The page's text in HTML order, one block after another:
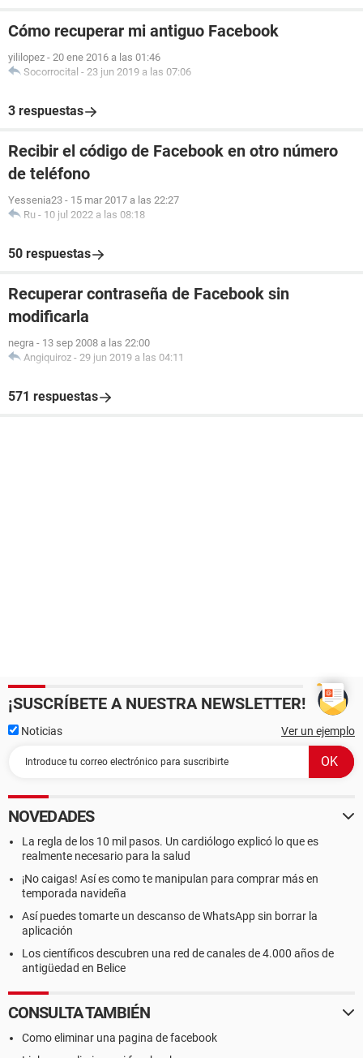
Cómo recuperar mi antiguo Facebook
yililopez - 20 ene 2016 a las 01:46
Socorrocital - 23 jun 2019 a las 07:06
3 respuestas
Recibir el código de Facebook en otro número
de teléfono
Yessenia23 - 15 mar 2017 a las 22:27
Ru - 10 jul 2022 a las 08:18
50 respuestas
Recuperar contraseña de Facebook sin
modificarla
negra - 13 sep 2008 a las 22:00
Angiquiroz - 29 jun 2019 a las 04:11
571 respuestas
¡SUSCRÍBETE A NUESTRA NEWSLETTER!
Noticias Ver un ejemplo
NOVEDADES
La regla de los 10 mil pasos. Un cardiólogo explicó lo que es
realmente necesario para la salud
¡No caigas! Así es como te manipulan para comprar más en
temporada navideña
Así puedes tomarte un descanso de WhatsApp sin borrar la
aplicación
Los científicos descubren una red de canales de 4.000 años de
antigüedad en Belice
CONSULTA TAMBIÉN
Como eliminar una pagina de facebook